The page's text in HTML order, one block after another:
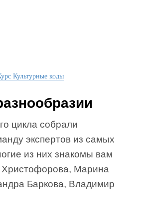
Культурные коды
цикла собрали
экспертов из самых
из них знакомы вам
Христофорова, Марина
Баркова, Владимир